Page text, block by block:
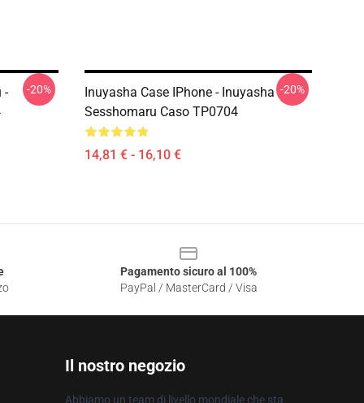
-
-20%
Inuyasha Case IPhone - Inuyasha
Sesshomaru Caso TP0704
14,81 € - 16,10 €
-20%
Pagamento sicuro al 100%
PayPal / MasterCard / Visa
Il nostro negozio
Abbiamo un team di livello mondiale che sta